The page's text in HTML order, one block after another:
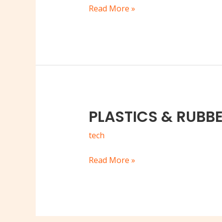
Read More »
PLASTICS &
tech
PLASTICS
THAILAND
Read More »